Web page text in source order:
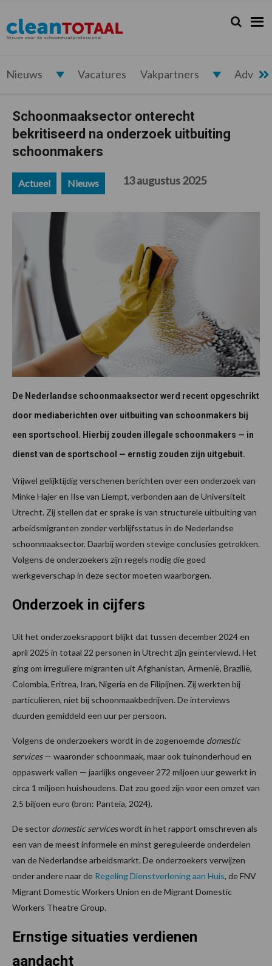
de
hoofdnavigatie
de
hoofd
de
eerste
de
voettekst
Cleantotaal.nl
Het
laatste
voor
schoonmaak
Zoeken...
Zoek
Nieuws Vacatures Vakpartners
Schoonmaaksector onterecht
bekritiseerd na onderzoek uitbuiting
schoonmakers
Actueel Nieuws 13 augustus 2025
De Nederlandse schoonmaaksector werd recent opgeschrikt
door mediaberichten over uitbuiting van schoonmakers bij
een sportschool. Hierbij zouden illegale schoonmakers — in
dienst van de sportschool — ernstig zouden zijn uitgebuit.
Vrijwel gelijktijdig verschenen berichten over een onderzoek van
Minke Hajer en Ilse van Liempt, verbonden aan de Universiteit
Utrecht. Zij stellen dat er sprake is van structurele uitbuiting van
arbeidsmigranten zonder verblijfsstatus in de Nederlandse
schoonmaaksector. Daarbij worden stevige conclusies getrokken.
Volgens de onderzoekers zijn regels nodig die goed
werkgeverschap in deze sector moeten waarborgen.
Onderzoek in cijfers
Uit het onderzoeksrapport blijkt dat tussen december 2024 en
april 2025 in totaal 22 personen in Utrecht zijn geïnterviewd. Het
ging om irreguliere migranten uit Afghanistan, Armenië, Brazilië,
Colombia, Eritrea, Iran, Nigeria en de Filipijnen. Zij werkten bij
particulieren, niet bij schoonmaakbedrijven. De interviews
duurden gemiddeld een uur per persoon.
Volgens de onderzoekers wordt in de zogenoemde domestic
services— waaronder schoonmaak, maar ook tuinonderhoud en
oppaswerk vallen — jaarlijks ongeveer 272 miljoen uur gewerkt in
circa 1 miljoen huishoudens. Dat zou goed zijn voor een omzet van
2,5 biljoen euro (bron: Panteia, 2024).
De sector domestic serviceswordt in het rapport omschreven als
een van de meest informele en minst gereguleerde onderdelen
van de Nederlandse arbeidsmarkt. De onderzoekers verwijzen
onder andere naar de Regeling Dienstverlening aan Huis, de FNV
Migrant Domestic Workers Union en de Migrant Domestic
Workers Theatre Group.
Ernstige situaties verdienen
aandacht